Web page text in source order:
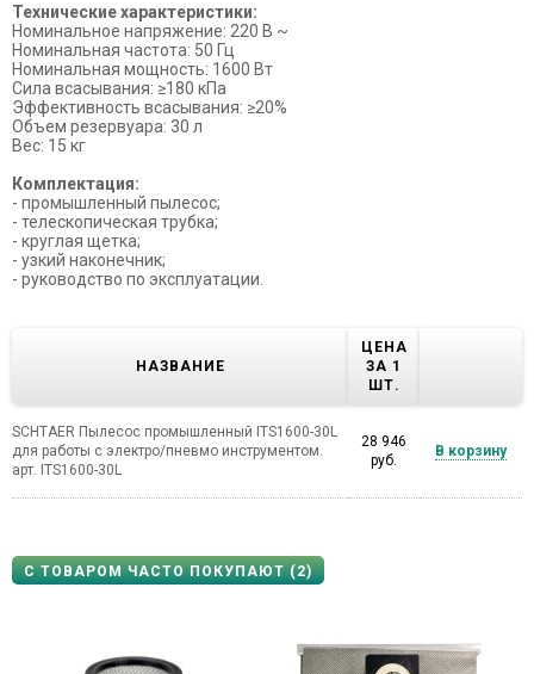
Технические характеристики:
Номинальное напряжение: 220 В ~
Номинальная частота: 50 Гц
Номинальная мощность: 1600 Вт
Сила всасывания: ≥180 кПа
Эффективность всасывания: ≥20%
Объем резервуара: 30 л
Вес: 15 кг
Комплектация:
- промышленный пылесос;
- телескопическая трубка;
- круглая щетка;
- узкий наконечник;
- руководство по эксплуатации.
НАЗВАНИЕ
ЦЕНА
ЗА 1
ШТ.
SCHTAER Пылесос промышленный ITS1600-30L
для работы с электро/пневмо инструментом.
арт. ITS1600-30L
28 946
руб.
В корзину
С ТОВАРОМ ЧАСТО ПОКУПАЮТ (2)